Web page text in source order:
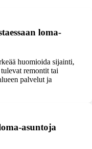
loma-
huomioida sijainti,
remontit tai
palvelut ja
asuntoja